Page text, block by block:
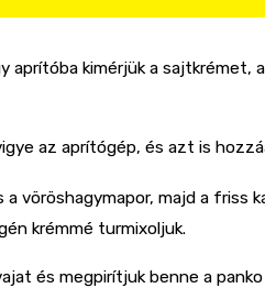
aprítóba kimérjük a sajtkrémet,
az aprítógép, és azt is
vöröshagymapor, majd a friss
krémmé turmixoljuk.
és megpirítjuk benne a